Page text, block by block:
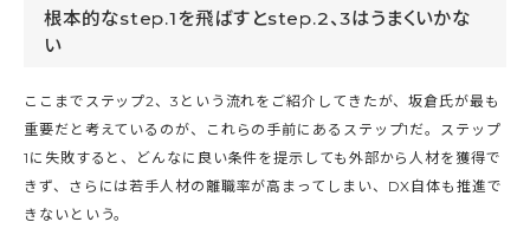
根本的なstep.1を飛ばすとstep.2、3はうまくいかな
い
ここまでステップ2、3という流れをご紹介してきたが、坂倉氏が最も
重要だと考えているのが、これらの手前にあるステップ1だ。ステップ
1に失敗すると、どんなに良い条件を提示しても外部から人材を獲得で
きず、さらには若手人材の離職率が高まってしまい、DX自体も推進で
きないという。